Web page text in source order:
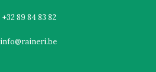
+32 89 84 83 82
info@raineri.be